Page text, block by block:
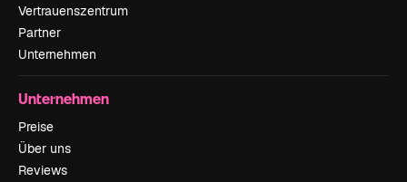
Vertrauenszentrum
Partner
Unternehmen
Unternehmen
Preise
Über uns
Reviews